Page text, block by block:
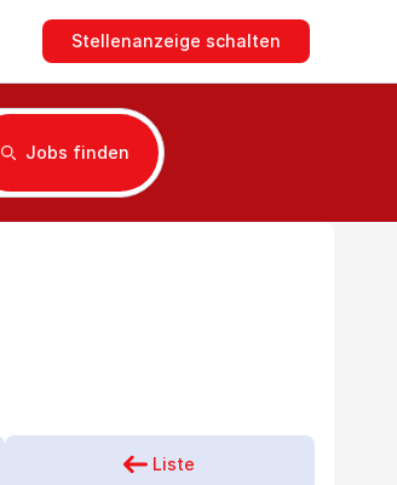
Stellenanzeige schalten
Jobs finden
Liste